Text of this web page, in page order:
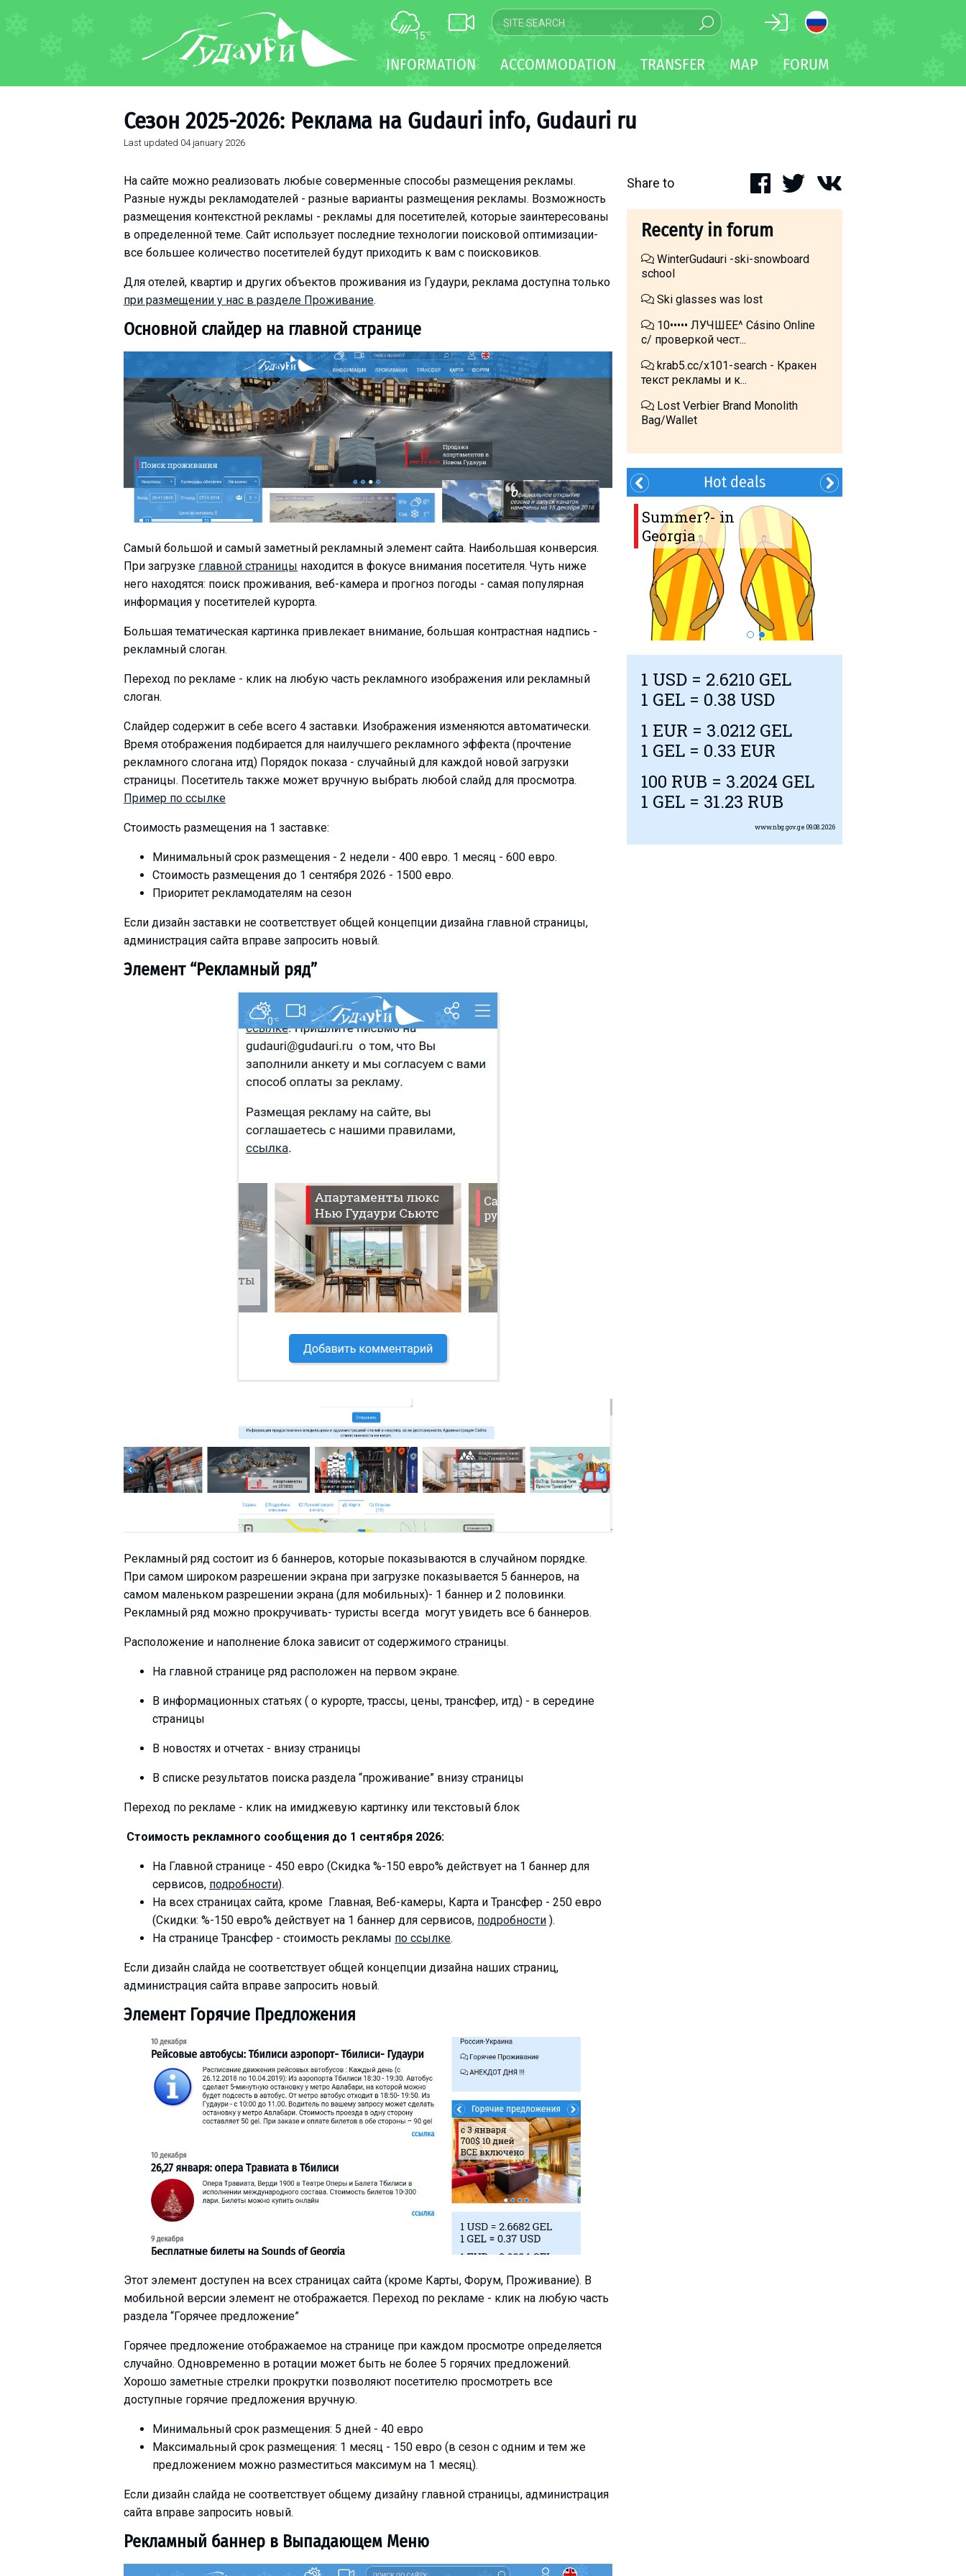
15°C
INFORMATION ACCOMMODATION TRANSFER MAP FORUM
Сезон 2025-2026: Реклама на Gudauri info, Gudauri ru
Last updated 04 january 2026
На сайте можно реализовать любые соверменные способы размещения рекламы.
Разные нужды рекламодателей - разные варианты размещения рекламы. Возможность
размещения контекстной рекламы - рекламы для посетителей, которые заинтересованы
в определенной теме. Сайт использует последние технологии поисковой оптимизации-
все большее количество посетителей будут приходить к вам с поисковиков.
Для отелей, квартир и других объектов проживания из Гудаури, реклама доступна только
при размещении у нас в разделе Проживание.
Основной слайдер на главной странице
Самый большой и самый заметный рекламный элемент сайта. Наибольшая конверсия.
При загрузке главной страницы находится в фокусе внимания посетителя. Чуть ниже
него находятся: поиск проживания, веб-камера и прогноз погоды - самая популярная
информация у посетителей курорта.
Большая тематическая картинка привлекает внимание, большая контрастная надпись -
рекламный слоган.
Переход по рекламе - клик на любую часть рекламного изображения или рекламный
слоган.
Слайдер содержит в себе всего 4 заставки. Изображения изменяются автоматически.
Время отображения подбирается для наилучшего рекламного эффекта (прочтение
рекламного слогана итд) Порядок показа - случайный для каждой новой загрузки
страницы. Посетитель также может вручную выбрать любой слайд для просмотра.
Пример по ссылке
Стоимость размещения на 1 заставке:
Минимальный срок размещения - 2 недели - 400 евро. 1 месяц - 600 евро.
Стоимость размещения до 1 сентября 2026 - 1500 евро.
Приоритет рекламодателям на сезон
Если дизайн заставки не соответствует общей концепции дизайна главной страницы,
администрация сайта вправе запросить новый.
Элемент “Рекламный ряд”
Рекламный ряд состоит из 6 баннеров, которые показываются в случайном порядке.
При самом широком разрешении экрана при загрузке показывается 5 баннеров, на
самом маленьком разрешении экрана (для мобильных)- 1 баннер и 2 половинки.
Рекламный ряд можно прокручивать- туристы всегда могут увидеть все 6 баннеров.
Расположение и наполнение блока зависит от содержимого страницы.
На главной странице ряд расположен на первом экране.
В информационных статьях ( о курорте, трассы, цены, трансфер, итд) - в середине
страницы
В новостях и отчетах - внизу страницы
В списке результатов поиска раздела “проживание” внизу страницы
Переход по рекламе - клик на имиджевую картинку или текстовый блок
Стоимость рекламного сообщения до 1 сентября 2026:
На Главной странице - 450 евро (Скидка %-150 евро% действует на 1 баннер для
сервисов, подробности).
На всех страницах сайта, кроме Главная, Веб-камеры, Карта и Трансфер - 250 евро
(Скидки: %-150 евро% действует на 1 баннер для сервисов, подробности ).
На странице Трансфер - стоимость рекламы по ссылке.
Если дизайн слайда не соответствует общей концепции дизайна наших страниц,
администрация сайта вправе запросить новый.
Элемент Горячие Предложения
Этот элемент доступен на всех страницах сайта (кроме Карты, Форум, Проживание). В
мобильной версии элемент не отображается. Переход по рекламе - клик на любую часть
раздела “Горячее предложение”
Горячее предложение отображаемое на странице при каждом просмотре определяется
случайно. Одновременно в ротации может быть не более 5 горячих предложений.
Хорошо заметные стрелки прокрутки позволяют посетителю просмотреть все
доступные горячие предложения вручную.
Минимальный срок размещения: 5 дней - 40 евро
Максимальный срок размещения: 1 месяц - 150 евро (в сезон с одним и тем же
предложением можно разместиться максимум на 1 месяц).
Если дизайн слайда не соответствует общему дизайну главной страницы, администрация
сайта вправе запросить новый.
Рекламный баннер в Выпадающем Меню
Share to
Recenty in forum
WinterGudauri -ski-snowboard
school
Ski glasses was lost
10••••• ЛУЧШЕЕ^ Cásino Online
с/ проверкой чест...
krab5.cc/x101-search - Кракен
текст рекламы и к...
Lost Verbier Brand Monolith
Bag/Wallet
Book Transfer!
Summer?- in
Georgia
Hot deals
1 USD = 2.6210 GEL
1 GEL = 0.38 USD
1 EUR = 3.0212 GEL
1 GEL = 0.33 EUR
100 RUB = 3.2024 GEL
1 GEL = 31.23 RUB
www.nbg.gov.ge 09.08.2026
Ski instructors
Kids in Gudauri
Events schedule
Join telegram
Gudauri
INFO
LODGING
What to drink?
Mobile phones
Travel reports